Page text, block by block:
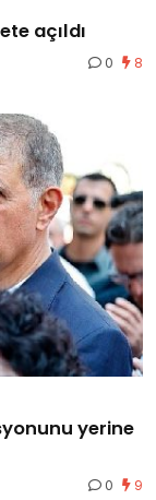
açıldı
0 8
yerine
0 9